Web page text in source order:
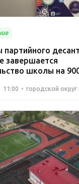
партийного
завершается
школы на
11:00 городской